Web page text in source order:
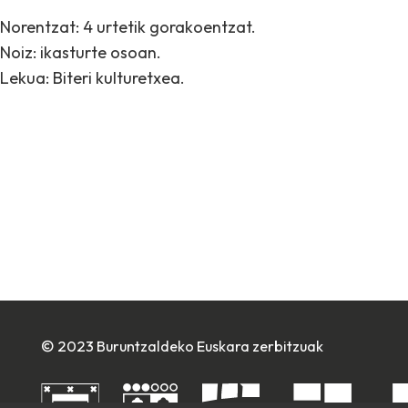
Norentzat: 4 urtetik gorakoentzat.
Noiz: ikasturte osoan.
Lekua: Biteri kulturetxea.
© 2023 Buruntzaldeko Euskara zerbitzuak